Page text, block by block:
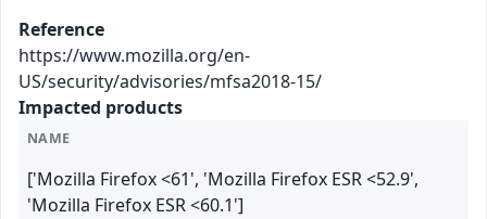
Reference
https://www.mozilla.org/en-
US/security/advisories/mfsa2018-15/
Impacted products
NAME
['Mozilla Firefox <61', 'Mozilla Firefox ESR <52.9',
'Mozilla Firefox ESR <60.1']